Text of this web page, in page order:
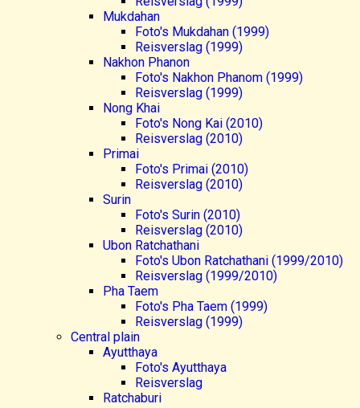
Mukdahan
Foto's Mukdahan (1999)
Reisverslag (1999)
Nakhon Phanon
Foto's Nakhon Phanom (1999)
Reisverslag (1999)
Nong Khai
Foto's Nong Kai (2010)
Reisverslag (2010)
Primai
Foto's Primai (2010)
Reisverslag (2010)
Surin
Foto's Surin (2010)
Reisverslag (2010)
Ubon Ratchathani
Foto's Ubon Ratchathani (1999/2010)
Reisverslag (1999/2010)
Pha Taem
Foto's Pha Taem (1999)
Reisverslag (1999)
Central plain
Ayutthaya
Foto's Ayutthaya
Reisverslag
Ratchaburi